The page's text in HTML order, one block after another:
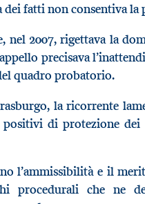
dei fatti non consentiva
nel 2007, rigettava la
precisava
quadro probatorio.
la ricorrente
di protezione
l’ammissibilità e il
procedurali che ne